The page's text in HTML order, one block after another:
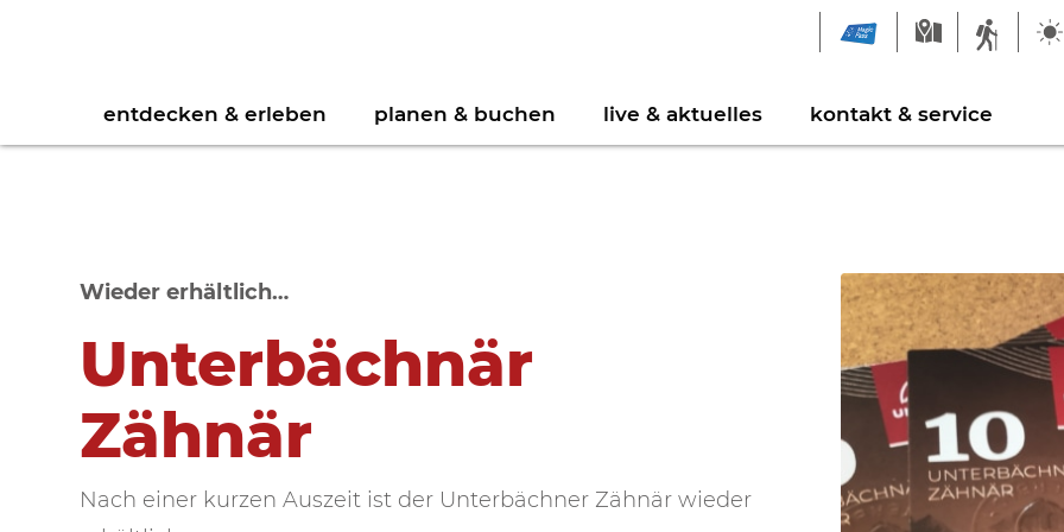
entdecken & erleben
Biken
Trottinett
Spielplätze
Feuerstellen &
Sportbahnen
Freizeitaktivitäten
planen & buchen
Jetzt buchen
live & aktuelles kontakt & service
Prospektdownload
Links
Wieder erhältlich…
Unterbächnär
Zähnär
Nach einer kurzen Auszeit ist der Unterbächner Zähnär wieder